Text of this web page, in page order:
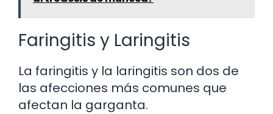
Faringitis y Laringitis
La faringitis y la laringitis son dos de
las afecciones más comunes que
afectan la garganta.